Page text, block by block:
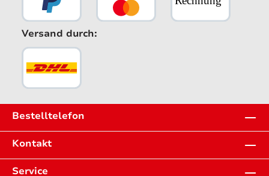
Versand durch:
Bestelltelefon
Kontakt
Service